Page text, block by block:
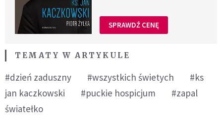
SPRAWDŹ CENĘ
TEMATY W ARTYKULE
#dzień zaduszny #wszystkich świetych
#ks
jan kaczkowski
#puckie hospicjum
#zapal
światełko